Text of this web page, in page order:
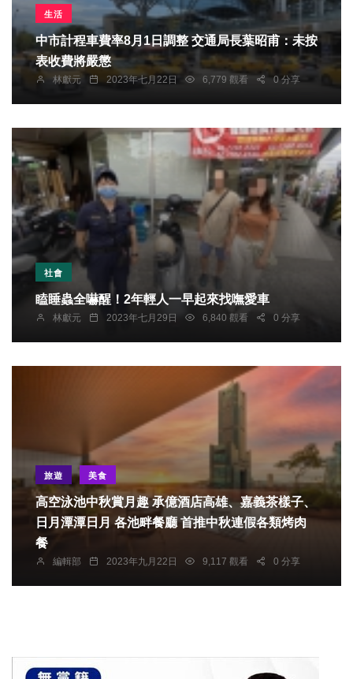
生活
中市計程車費率8月1日調整 交通局長葉昭甫：未按
表收費將嚴懲
林獻元 2023年七月22日 6,779 觀看 0 分享
社會
瞌睡蟲全嚇醒！2年輕人一早起來找嘸愛車
林獻元 2023年七月29日 6,840 觀看 0 分享
旅遊 美食
高空泳池中秋賞月趣 承億酒店高雄、嘉義茶樣子、
日月潭潭日月 各池畔餐廳 首推中秋連假各類烤肉
餐
編輯部 2023年九月22日 9,117 觀看 0 分享